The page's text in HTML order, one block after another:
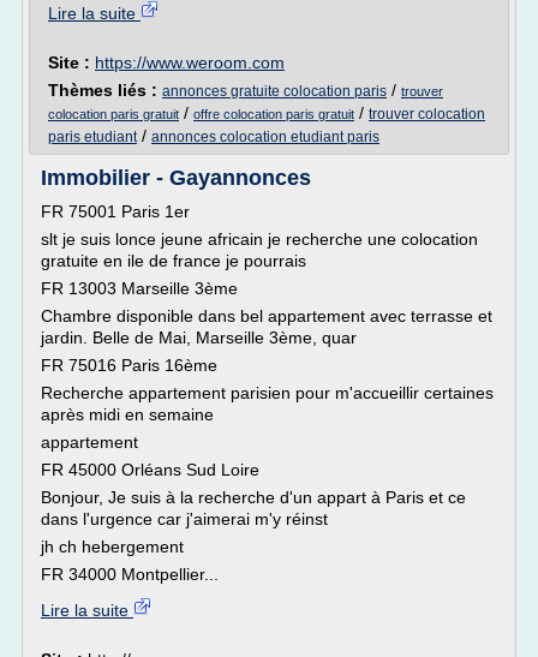
Lire la suite
Site : https://www.weroom.com
Thèmes liés : annonces gratuite colocation paris / trouver
colocation paris gratuit / offre colocation paris gratuit / trouver colocation
paris etudiant/ annonces colocation etudiant paris
Immobilier - Gayannonces
FR 75001 Paris 1er
slt je suis lonce jeune africain je recherche une colocation
gratuite en ile de france je pourrais
FR 13003 Marseille 3ème
Chambre disponible dans bel appartement avec terrasse et
jardin. Belle de Mai, Marseille 3ème, quar
FR 75016 Paris 16ème
Recherche appartement parisien pour m'accueillir certaines
après midi en semaine
appartement
FR 45000 Orléans Sud Loire
Bonjour, Je suis à la recherche d'un appart à Paris et ce
dans l'urgence car j'aimerai m'y réinst
jh ch hebergement
FR 34000 Montpellier...
Lire la suite